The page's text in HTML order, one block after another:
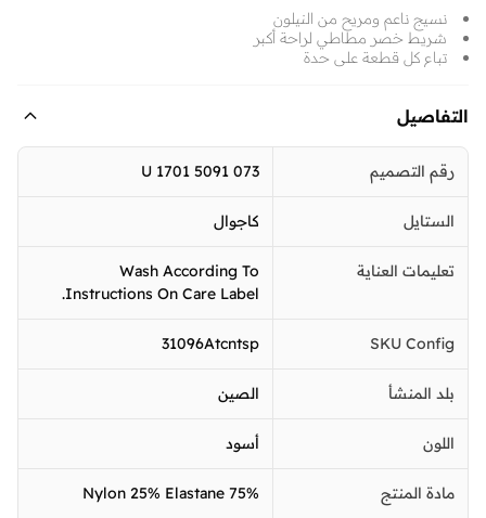
نسيج ناعم ومريح من النيلون
شريط خصر مطاطي لراحة أكبر
تباع كل قطعة على حدة
التفاصيل
رقم التصميم U 1701 5091 073
الستايل كاجوال
تعليمات العناية
Wash According To
Instructions On Care Label.
SKU Config
31096Atcntsp
بلد المنشأ الصين
اللون أسود
مادة المنتج 75% Nylon 25% Elastane